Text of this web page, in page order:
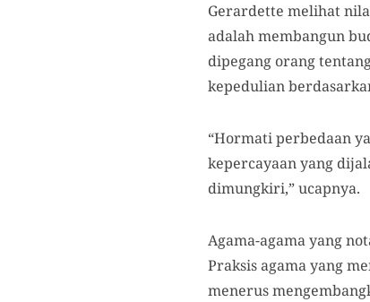
Gerardette melihat
adalah membangun
dipegang orang
kepedulian
“Hormati perbedaan
kepercayaan yang
dimungkiri,” ucapnya.
Agama-agama yang
Praksis agama yang
menerus